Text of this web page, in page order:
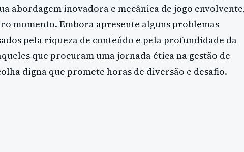
abordagem inovadora e mecânica de jogo
momento. Embora apresente alguns problemas
pela riqueza de conteúdo e pela profundidade da
que procuram uma jornada ética na gestão de
digna que promete horas de diversão e desafio.